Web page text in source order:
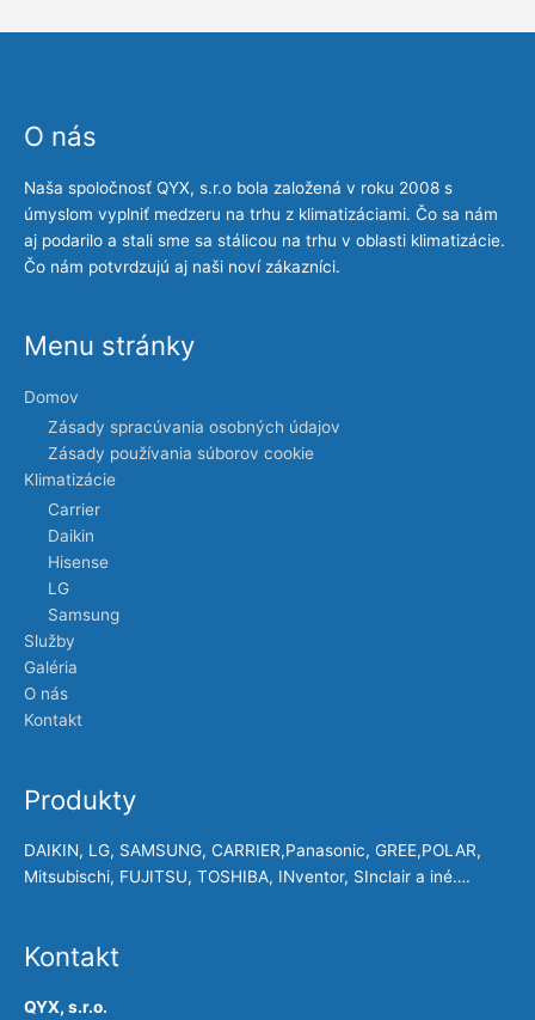
O nás
Naša spoločnosť QYX, s.r.o bola založená v roku 2008 s
úmyslom vyplniť medzeru na trhu z klimatizáciami. Čo sa nám
aj podarilo a stali sme sa stálicou na trhu v oblasti klimatizácie.
Čo nám potvrdzujú aj naši noví zákazníci.
Menu stránky
Domov
Zásady spracúvania osobných údajov
Zásady používania súborov cookie
Klimatizácie
Carrier
Daikin
Hisense
LG
Samsung
Služby
Galéria
O nás
Kontakt
Produkty
DAIKIN, LG, SAMSUNG, CARRIER,Panasonic, GREE,POLAR,
Mitsubischi, FUJITSU, TOSHIBA, INventor, SInclair a iné….
Kontakt
QYX, s.r.o.